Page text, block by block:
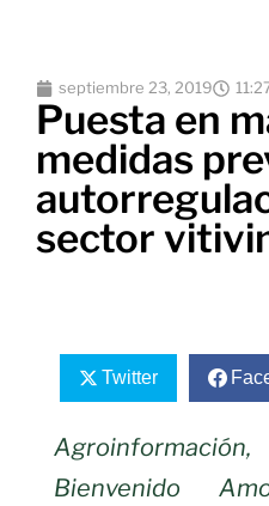
septiembre 23, 2019
Puesta en
medidas
sector
Twitter
Bienvenido